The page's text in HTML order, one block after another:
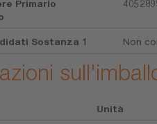
Primario
Sostanza 1 Non
Unità